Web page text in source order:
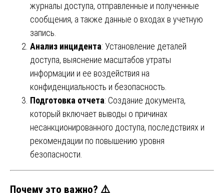
журналы доступа, отправленные и полученные
сообщения, а также данные о входах в учетную
запись.
Анализ инцидента: Установление деталей
доступа, выяснение масштабов утраты
информации и ее воздействия на
конфиденциальность и безопасность.
Подготовка отчета: Создание документа,
который включает выводы о причинах
несанкционированного доступа, последствиях и
рекомендации по повышению уровня
безопасности.
Почему это важно? ⚠️